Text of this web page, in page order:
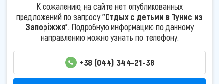
К сожалению, на сайте нет опубликованных
предложений по запросу"Отдых с детьми в Тунис из
Запоріжжя". Подробную информацию по данному
направлению можно узнать по телефону:
+38 (044) 344-21-38